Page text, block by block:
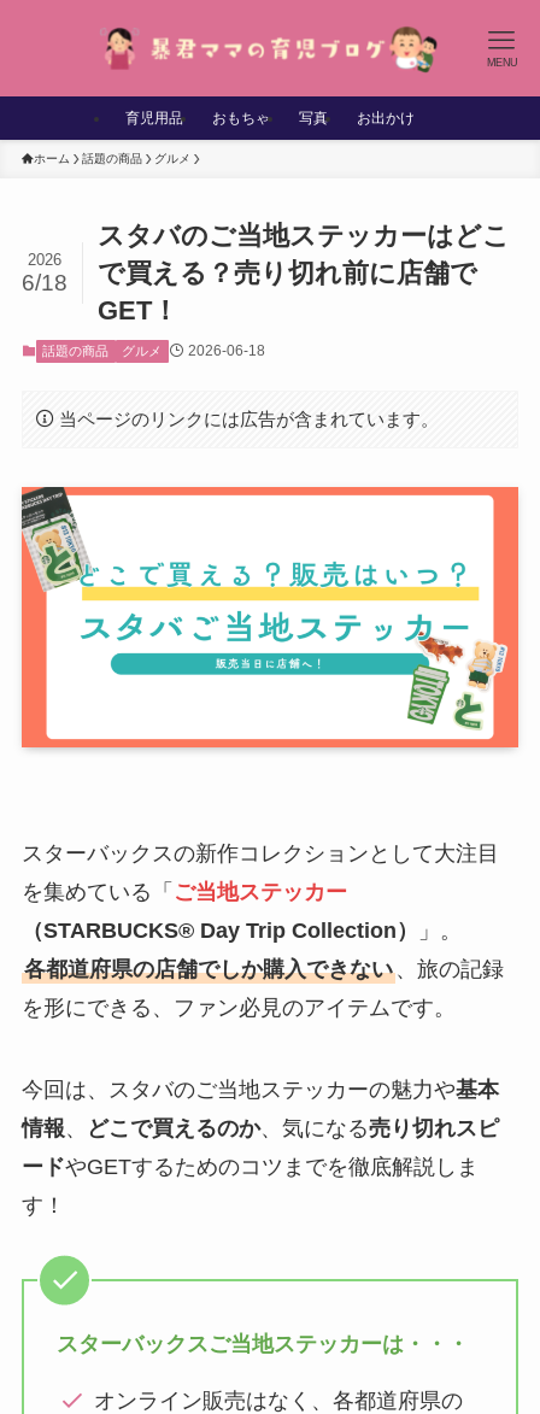
MENU
育児用品 おもちゃ 写真 お出かけ
ホーム 話題の商品 グルメ
スタバのご当地ステッカーはどこ
で買える？売り切れ前に店舗で
GET！
2026
6/18
話題の商品 グルメ 2026-06-18
当ページのリンクには広告が含まれています。
スターバックスの新作コレクションとして大注目
を集めている「 ご当地ステッカー
（STARBUCKS® Day Trip Collection）
」。
各都道府県の店舗でしか購入できない、旅の記録
を形にできる、ファン必見のアイテムです。
今回は、スタバのご当地ステッカーの魅力や基本
情報、 どこで買えるのか、気になる売り切れスピ
ードやGETするためのコツまでを徹底解説しま
す！
スターバックスご当地ステッカーは・・・
オンライン販売はなく、各都道府県の